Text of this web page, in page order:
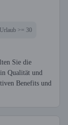
Urlaub >= 30
Sie die
Qualität und
Benefits und